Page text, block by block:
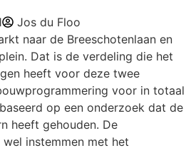
Jos du Floo
naar de Breeschotenlaan en
Dat is de verdeling die het
heeft voor deze twee
voor in totaal
op een onderzoek dat de
heeft gehouden. De
instemmen met het